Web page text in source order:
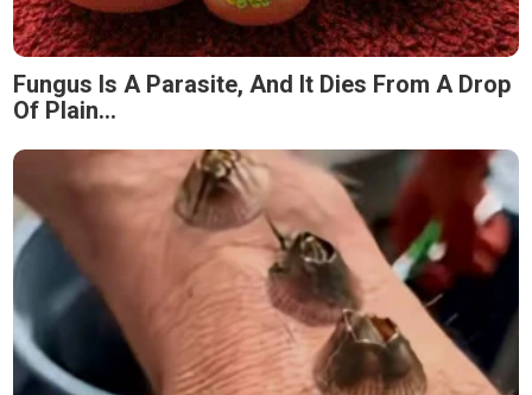
Fungus Is A Parasite, And It Dies From A Drop
Of Plain...